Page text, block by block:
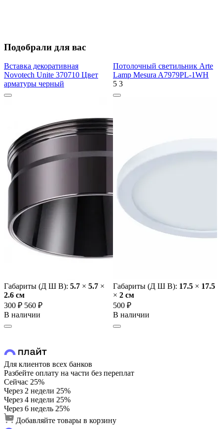
Подобрали для вас
Вставка декоративная
Novotech Unite 370710 Цвет
арматуры черный
Габариты (Д Ш В): 5.7 × 5.7 ×
2.6 cм
300 ₽ 560 ₽
В наличии
Потолочный светильник Arte
Lamp Mesura A7979PL-1WH
5 3
Габариты (Д Ш В): 17.5 × 17.5
× 2 cм
500 ₽
В наличии
Для клиентов всех банков
Разбейте оплату на части без переплат
Сейчас 25%
Через 2 недели 25%
Через 4 недели 25%
Через 6 недель 25%
Добавляйте товары в корзину